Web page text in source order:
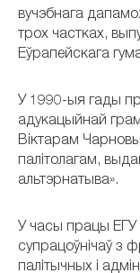
вучэбнага
трох частках,
Еўрапейскага
У 1990-ыя гады
адукацыйнай
Віктарам
палітолагам,
альтэрнатыва».
У часы працы ЕГУ
супрацоўнічаў з
палітычных і